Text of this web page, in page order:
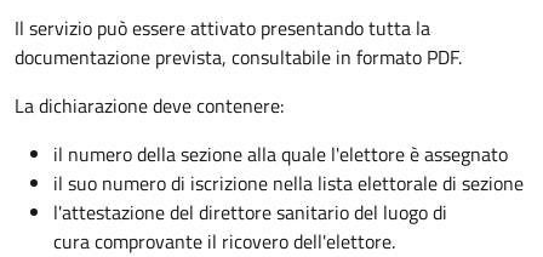
Il servizio può essere attivato presentando tutta la
documentazione prevista, consultabile in formato PDF.
La dichiarazione deve contenere:
il numero della sezione alla quale l'elettore è assegnato
il suo numero di iscrizione nella lista elettorale di sezione
l'attestazione del direttore sanitario del luogo di
cura comprovante il ricovero dell'elettore.